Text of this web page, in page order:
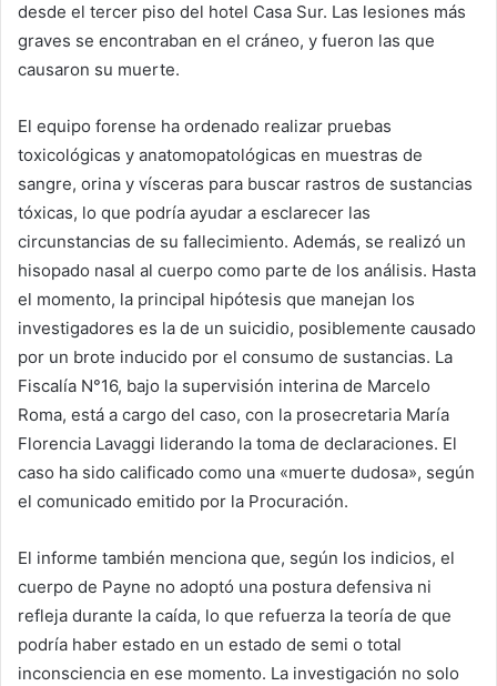
desde el tercer piso del hotel Casa Sur. Las lesiones más
graves se encontraban en el cráneo, y fueron las que
causaron su muerte.
El equipo forense ha ordenado realizar pruebas
toxicológicas y anatomopatológicas en muestras de
sangre, orina y vísceras para buscar rastros de sustancias
tóxicas, lo que podría ayudar a esclarecer las
circunstancias de su fallecimiento. Además, se realizó un
hisopado nasal al cuerpo como parte de los análisis. Hasta
el momento, la principal hipótesis que manejan los
investigadores es la de un suicidio, posiblemente causado
por un brote inducido por el consumo de sustancias. La
Fiscalía N°16, bajo la supervisión interina de Marcelo
Roma, está a cargo del caso, con la prosecretaria María
Florencia Lavaggi liderando la toma de declaraciones. El
caso ha sido calificado como una «muerte dudosa», según
el comunicado emitido por la Procuración.
El informe también menciona que, según los indicios, el
cuerpo de Payne no adoptó una postura defensiva ni
refleja durante la caída, lo que refuerza la teoría de que
podría haber estado en un estado de semi o total
inconsciencia en ese momento. La investigación no solo